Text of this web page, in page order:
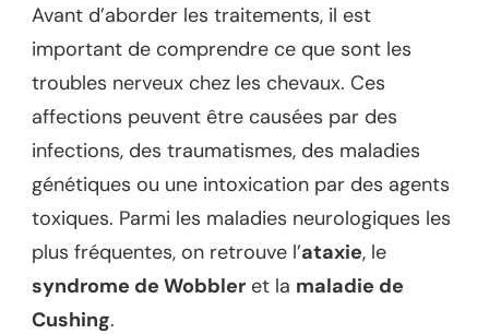
Avant d’aborder les traitements, il est
important de comprendre ce que sont les
troubles nerveux chez les chevaux. Ces
affections peuvent être causées par des
infections, des traumatismes, des maladies
génétiques ou une intoxication par des agents
toxiques. Parmi les maladies neurologiques les
plus fréquentes, on retrouve l’ataxie, le
syndrome de Wobbler et la maladie de
Cushing.